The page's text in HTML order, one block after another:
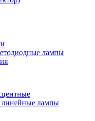
лампы
лампы